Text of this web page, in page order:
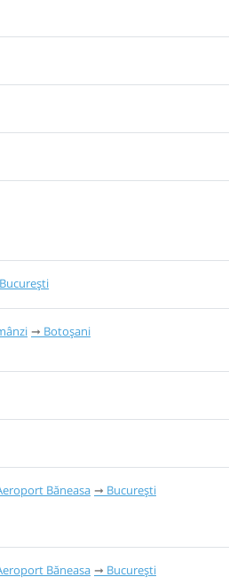
București
Botoșani
Băneasa București
Băneasa București